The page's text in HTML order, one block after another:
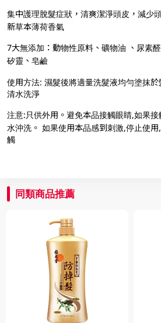
集中護理脫髮症狀，清爽潔淨頭皮，減少
新草本薄荷香氣
7大無添加：動物性原料、礦物油 、尿素
矽靈、皂鹼
使用方法: 濕髮後將適量洗髮液均勻塗抹
清水洗淨
注意:只供外用。避免本品接觸眼睛,如果
水沖洗。 如果使用本品感到刺激,停止使
觸
同類商品推薦